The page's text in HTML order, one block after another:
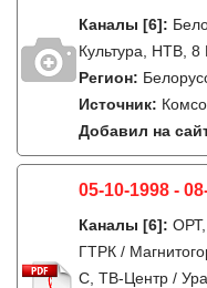
Каналы [6]:
Культура, НТВ,
Регион:
Источник:
Добавил на
05-10-1998 -
Каналы [6]:
ГТРК /
С, ТВ-Центр /